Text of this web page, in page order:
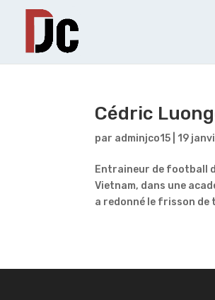
Cédric
par adminjco15 19
Entraineur de football
Vietnam, dans une
a redonné le frisson de